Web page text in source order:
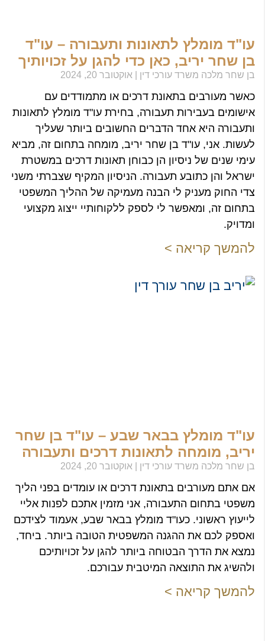
עו"ד מומלץ לתאונות ותעבורה – עו"ד
בן שחר יריב, כאן כדי להגן על זכויותיך
בן שחר מלכה משרד עורכי דין אוקטובר 20, 2024
כאשר מעורבים בתאונת דרכים או מתמודדים עם
אישומים בעבירות תעבורה, בחירת עו"ד מומלץ לתאונות
ותעבורה היא אחד הדברים החשובים ביותר שעליך
לעשות. אני, עו"ד בן שחר יריב, מומחה בתחום זה, מביא
עימי שנים של ניסיון הן כבוחן תאונות דרכים במשטרת
ישראל והן כתובע תעבורה. הניסיון המקיף שצברתי משני
צדי החוק מעניק לי הבנה מעמיקה של ההליך המשפטי
בתחום זה, ומאפשר לי לספק ללקוחותיי ייצוג מקצועי
ומדויק.
להמשך קריאה >
עו"ד מומלץ בבאר שבע – עו"ד בן שחר
יריב, מומחה לתאונות דרכים ותעבורה
בן שחר מלכה משרד עורכי דין אוקטובר 20, 2024
אם אתם מעורבים בתאונת דרכים או עומדים בפני הליך
משפטי בתחום התעבורה, אני מזמין אתכם לפנות אליי
לייעוץ ראשוני. כעו"ד מומלץ בבאר שבע, אעמוד לצידכם
ואספק לכם את ההגנה המשפטית הטובה ביותר. ביחד,
נמצא את הדרך הבטוחה ביותר להגן על זכויותיכם
ולהשיג את התוצאה המיטבית עבורכם.
להמשך קריאה >